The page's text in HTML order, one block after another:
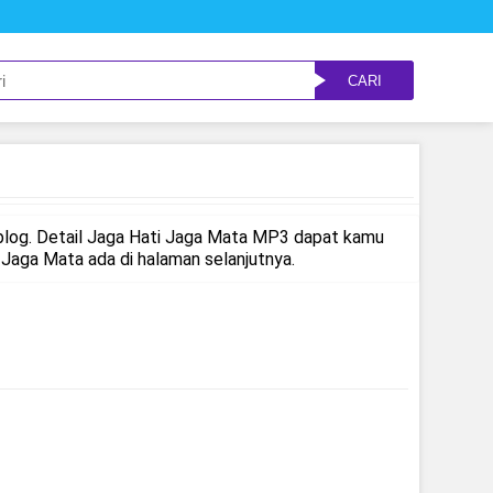
CARI
Detail Jaga Hati Jaga Mata MP3 dapat kamu
Mata ada di halaman selanjutnya.